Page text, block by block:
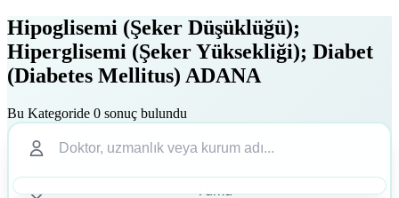
Hipoglisemi (Şeker Düşüklüğü);
Hiperglisemi (Şeker Yüksekliği); Diabet
(Diabetes Mellitus) ADANA
Bu Kategoride 0 sonuç bulundu